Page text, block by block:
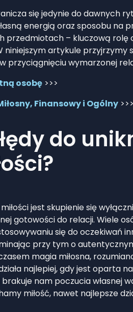
się jedynie do dawnych
energią oraz sposobu na
przedmiotach – kluczową
artykule przyjrzymy
przyciągnięciu wymarzonej
osobę >>>
Finansowy i Ogólny >>>
do
jest skupienie się
gotowości do relacji. Wiele
się do oczekiwań
przy tym o
magia miłosna,
najlepiej, gdy jest oparta na
nam poczucia własnej
miłość, nawet najlepsze